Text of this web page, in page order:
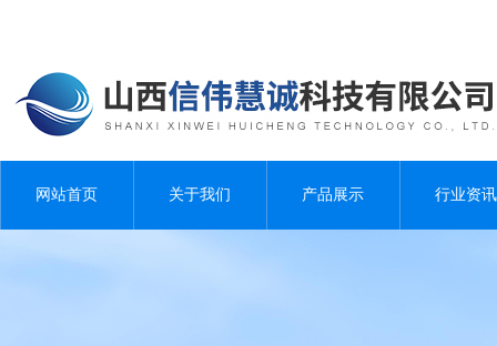
网站首页 关于我们 产品展示 行业资讯